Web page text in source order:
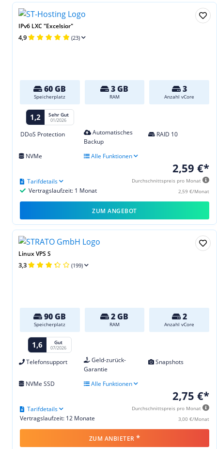
IPv6 LXC "Excelsior"
4,9 (23)
60 GB
Speicherplatz
3 GB
RAM
3
Anzahl vCore
1,2 Sehr Gut
01/2026
DDoS Protection
Automatisches
Backup
RAID 10
NVMe Alle Funktionen
2,59 €*
Durchschnittspreis pro Monat
2,59 €/Monat
Vertragslaufzeit: 1 Monat
Tarifdetails
ZUM ANGEBOT
Linux VPS S
3,3 (199)
90 GB
Speicherplatz
2 GB
RAM
2
Anzahl vCore
1,6 Gut
07/2026
Telefonsupport
Geld-zurück-
Garantie
Snapshots
NVMe SSD Alle Funktionen
2,75 €*
Durchschnittspreis pro Monat
3,00 €/Monat
Vertragslaufzeit: 12 Monate
Tarifdetails
ZUM ANBIETER *